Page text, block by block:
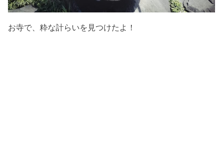
お寺で、粋な計らいを見つけたよ！